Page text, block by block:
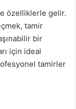
özelliklerle gelir.
tamir
bir
için ideal
tamirler